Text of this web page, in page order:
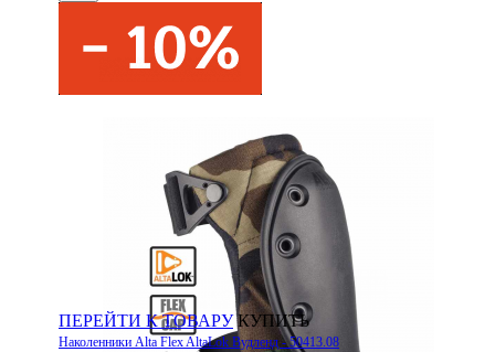
ПЕРЕЙТИ К ТОВАРУ КУПИТЬ
Наколенники Alta Flex AltaLok Вудленд - 50413.08